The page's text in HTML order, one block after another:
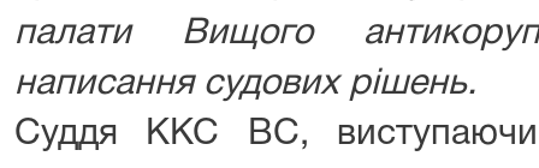
палати Вищого
написання судових рішень.
Суддя ККС ВС,